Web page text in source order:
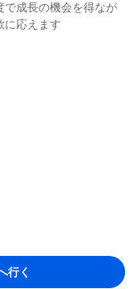
で成長の機会を得なが
行く